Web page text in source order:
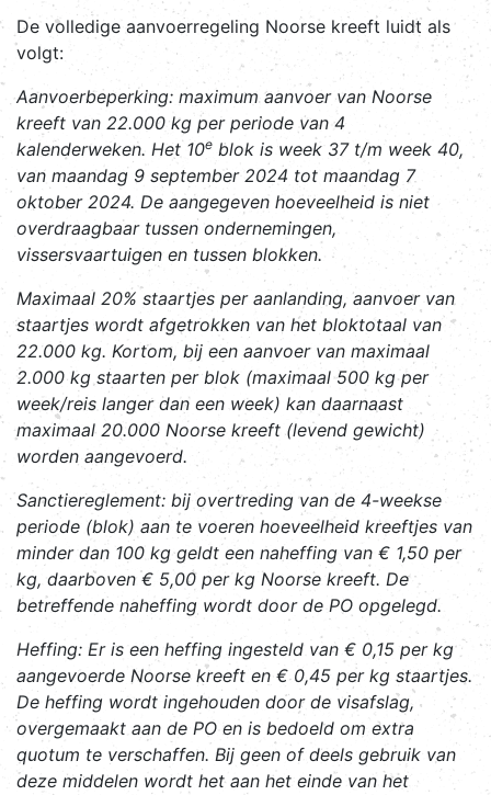
De volledige aanvoerregeling Noorse kreeft luidt als
volgt:
Aanvoerbeperking: maximum aanvoer van Noorse
kreeft van 22.000 kg per periode van 4
kalenderweken. Het 10e blok is week 37 t/m week 40,
van maandag 9 september 2024 tot maandag 7
oktober 2024. De aangegeven hoeveelheid is niet
overdraagbaar tussen ondernemingen,
vissersvaartuigen en tussen blokken.
Maximaal 20% staartjes per aanlanding, aanvoer van
staartjes wordt afgetrokken van het bloktotaal van
22.000 kg. Kortom, bij een aanvoer van maximaal
2.000 kg staarten per blok (maximaal 500 kg per
week/reis langer dan een week) kan daarnaast
maximaal 20.000 Noorse kreeft (levend gewicht)
worden aangevoerd.
Sanctiereglement: bij overtreding van de 4-weekse
periode (blok) aan te voeren hoeveelheid kreeftjes van
minder dan 100 kg geldt een naheffing van € 1,50 per
kg, daarboven € 5,00 per kg Noorse kreeft. De
betreffende naheffing wordt door de PO opgelegd.
Heffing: Er is een heffing ingesteld van € 0,15 per kg
aangevoerde Noorse kreeft en € 0,45 per kg staartjes.
De heffing wordt ingehouden door de visafslag,
overgemaakt aan de PO en is bedoeld om extra
quotum te verschaffen. Bij geen of deels gebruik van
deze middelen wordt het aan het einde van het